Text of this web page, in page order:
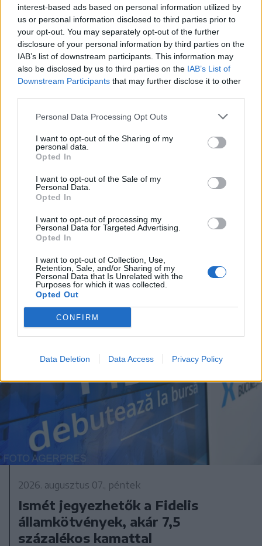
interest-based ads based on personal information utilized by
us or personal information disclosed to third parties prior to
your opt-out. You may separately opt-out of the further
disclosure of your personal information by third parties on the
IAB’s list of downstream participants. This information may
also be disclosed by us to third parties on the IAB’s List of
Downstream Participants that may further disclose it to other
Personal Data Processing Opt Outs
I want to opt-out of the Sharing of my
personal data.
Opted In
I want to opt-out of the Sale of my
Personal Data.
Opted In
I want to opt-out of processing my
Personal Data for Targeted Advertising.
Opted In
I want to opt-out of Collection, Use,
Retention, Sale, and/or Sharing of my
Personal Data that Is Unrelated with the
Purposes for which it was collected.
Opted Out
CONFIRM
Data Deletion Data Access Privacy Policy
2026. augusztus 07., péntek
Hetek óta először csökkent az
üzemanyagok ára
2026. augusztus 07., péntek
Ismét jegyezhetők a Fidelis
államkötvények, akár 7,5
százalékos kamattal